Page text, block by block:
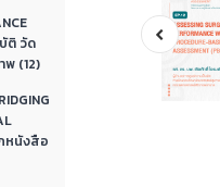
ติ วัด
พ (12)
หนังสือ